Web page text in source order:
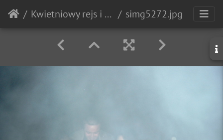
Kwietniowy rejs i ognisko simg5272.jpg